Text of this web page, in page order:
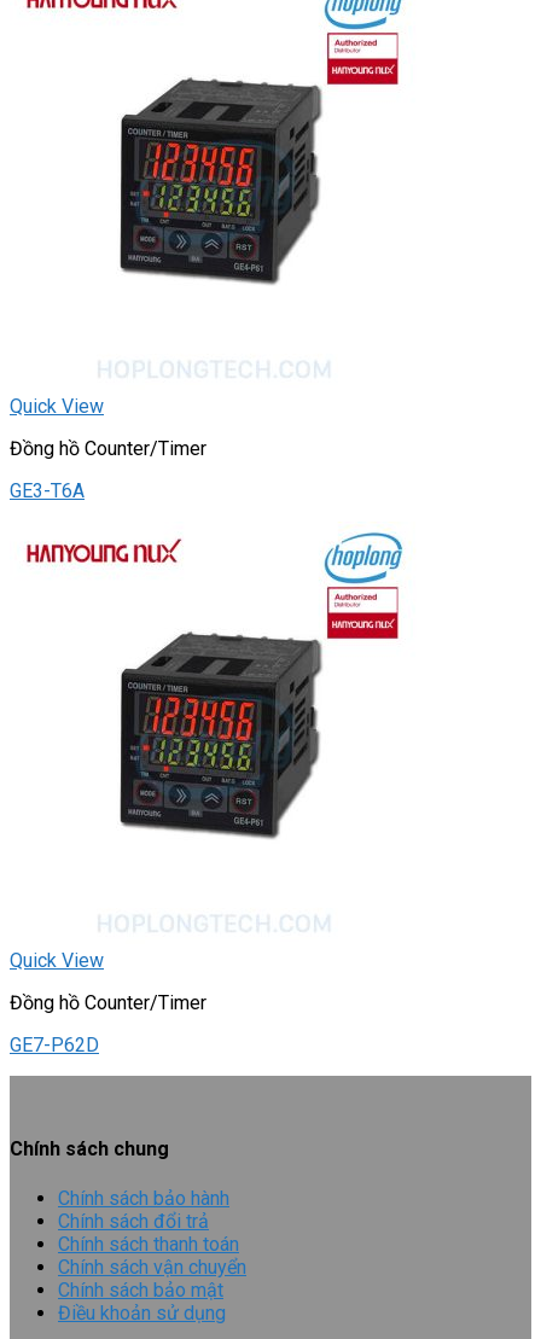
Quick View
Đồng hồ Counter/Timer
GE3-T6A
Quick View
Đồng hồ Counter/Timer
GE7-P62D
Chính sách chung
Chính sách bảo hành
Chính sách đổi trả
Chính sách thanh toán
Chính sách vận chuyển
Chính sách bảo mật
Điều khoản sử dụng